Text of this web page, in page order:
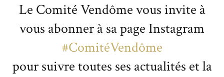
Le Comité Vendôme vous invite à
vous abonner à sa page Instagram
#ComitéVendôme
pour suivre toutes ses actualités et la